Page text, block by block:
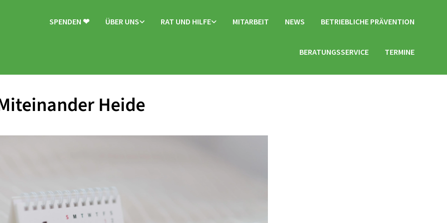
SPENDEN ❤ ÜBER UNS RAT UND HILFE MITARBEIT NEWS BETRIEBLICHE PRÄVENTION
BERATUNGSSERVICE TERMINE
Heide